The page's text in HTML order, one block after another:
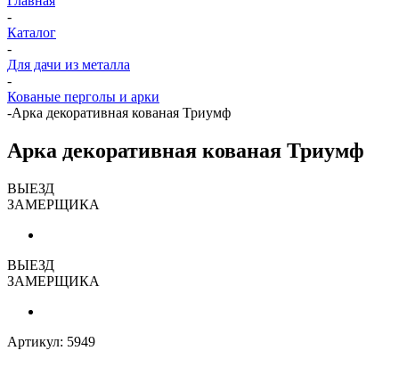
-
Каталог
-
Для дачи из металла
-
Кованые перголы и арки
-Арка декоративная кованая Триумф
Арка декоративная кованая Триумф
ВЫЕЗД
ЗАМЕРЩИКА
ВЫЕЗД
ЗАМЕРЩИКА
Артикул: 5949